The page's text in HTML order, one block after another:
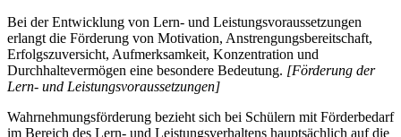
Bei der Entwicklung von Lern- und Leistungsvoraussetzungen
erlangt die Förderung von Motivation, Anstrengungsbereitschaft,
Erfolgszuversicht, Aufmerksamkeit, Konzentration und
Durchhaltevermögen eine besondere Bedeutung. [Förderung der
Lern- und Leistungsvoraussetzungen]
Wahrnehmungsförderung bezieht sich bei Schülern mit Förderbedarf
im Bereich des Lern- und Leistungsverhaltens hauptsächlich auf die